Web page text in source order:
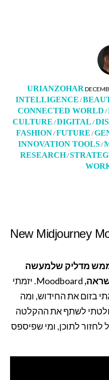
POSTED
BY
URIANZOHAR
INTELLIGENCE /
CONNECTED WORLD /
CULTURE /DIGITAL /
FASHION/FUTURE /
INNOVATION TOOLS/
RESEARCH/
New Midjourney
ממש מדליק שלמעשה
Moodboard‎. יזמתי
בזום את החידוש, ומה
לשתף את ההקלטה
לתוכן, ומי שפיספס